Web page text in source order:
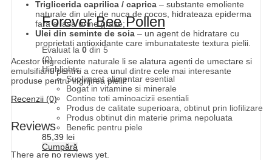
Forever Bee Pollen
Evaluat la 0 din 5
(0)
Highlights:
Supliment alimentar esential
Bogat in vitamine si minerale
Contine toti aminoacizii esentiali
Produs de calitate superioara, obtinut prin liofilizare
Produs obtinut din materie prima nepoluata
Benefic pentru piele
85,39 lei
Cumpără
Triglicerida caprilica / caprica – substante emoliente
naturale din ulei de nuca de cocos, hidrateaza epiderma
fara a lasa urme grase;
Ulei din seminte de soia – un agent de hidratare cu
proprietati antioxidante care imbunatateste textura pielii.
Acestor ingrediente naturale li se alatura agenti de umectare si
emulsifianti pentru a crea unul dintre cele mai interesante
produse pentru ingrijirea pielii!
Recenzii (0)
Reviews
There are no reviews yet.